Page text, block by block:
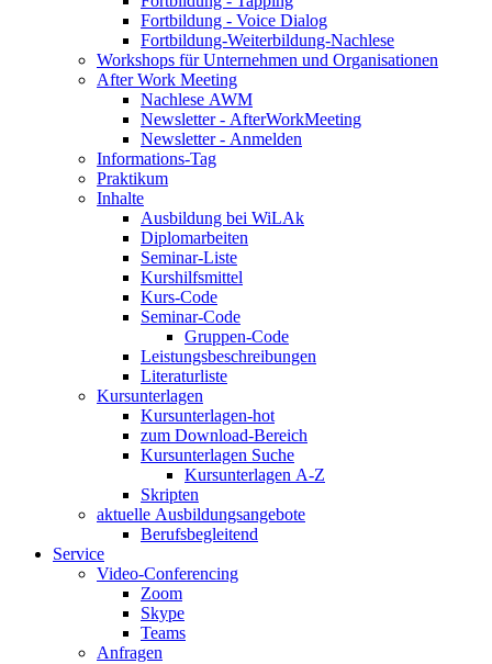
Fortbildung - Voice Dialog
Fortbildung-Weiterbildung-Nachlese
Workshops für Unternehmen und Organisationen
After Work Meeting
Nachlese AWM
Newsletter - AfterWorkMeeting
Newsletter - Anmelden
Informations-Tag
Praktikum
Inhalte
Ausbildung bei WiLAk
Diplomarbeiten
Seminar-Liste
Kurshilfsmittel
Kurs-Code
Seminar-Code
Gruppen-Code
Leistungsbeschreibungen
Literaturliste
Kursunterlagen
Kursunterlagen-hot
zum Download-Bereich
Kursunterlagen Suche
Kursunterlagen A-Z
Skripten
aktuelle Ausbildungsangebote
Berufsbegleitend
Service
Video-Conferencing
Zoom
Skype
Teams
Anfragen